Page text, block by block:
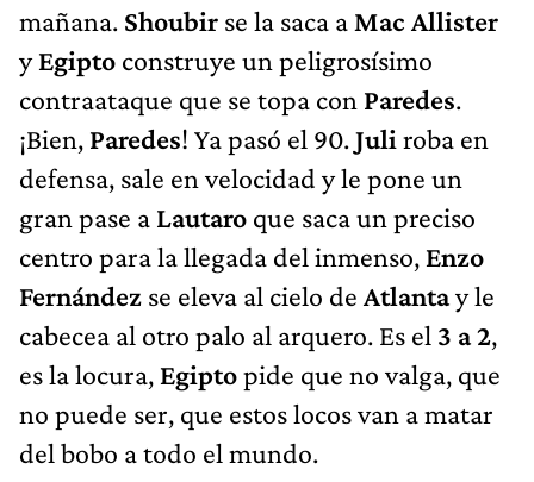
mañana. Shoubir se la saca a Mac Allister
yEgipto construye un peligrosísimo
contraataque que se topa con Paredes.
¡Bien, Paredes! Ya pasó el 90.Juli roba en
defensa, sale en velocidad y le pone un
gran pase a Lautaro que saca un preciso
centro para la llegada del inmenso, Enzo
Fernández se eleva al cielo de Atlantay le
cabecea al otro palo al arquero. Es el 3 a 2,
es la locura, Egiptopide que no valga, que
no puede ser, que estos locos van a matar
del bobo a todo el mundo.